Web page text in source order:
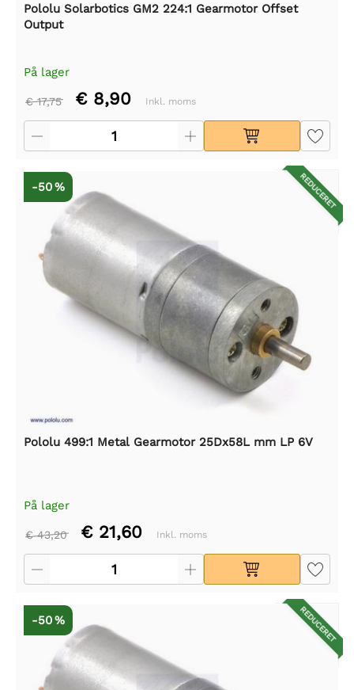
Pololu Solarbotics GM2 224:1 Gearmotor Offset
Output
På lager
€ 17,75 € 8,90 Inkl. moms
REDUCERET
-50 %
Pololu 499:1 Metal Gearmotor 25Dx58L mm LP 6V
På lager
€ 43,20 € 21,60 Inkl. moms
REDUCERET
-50 %